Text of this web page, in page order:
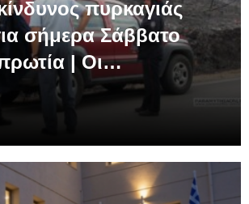
πυρκαγιάς
σήμερα Σάββατο
| Οι…